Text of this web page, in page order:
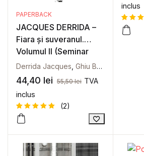
PAPERBACK
JACQUES DERRIDA –
Fiara și suveranul.
Volumul II (Seminar
2002-2003)
Derrida Jacques Ghiu Bogdan
44,40 lei 55,50lei TVA
inclus
Evaluat la
pe baza a
2
de la
clienți
(2)
inclus
4